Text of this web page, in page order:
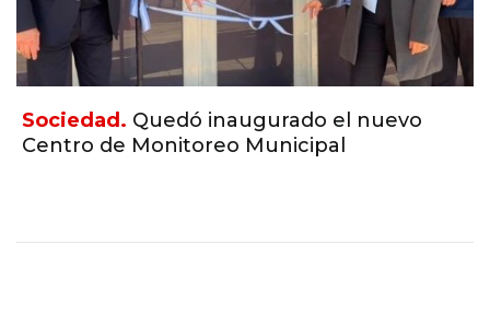
Sociedad. Quedó inaugurado el nuevo
Centro de Monitoreo Municipal